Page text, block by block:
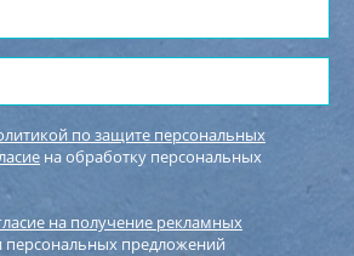
по защите персональных
на обработку персональных
на получение рекламных
персональных предложений